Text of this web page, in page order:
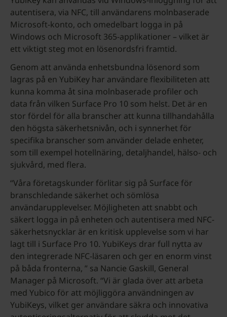
autentisera, via NFC, till användarens molnbaserade
Microsoft-konto, och omedelbart logga in på
Windows och Microsoft 365-applikationer – vilket är
ett viktigt steg mot en lösenordsfri framtid.
Genom att använda enhetsbundna lösenord som
lagras på en YubiKey har användare flexibiliteten att
kunna komma åt sina molnbaserade profiler och
data från vilken Surface Pro 10 som helst. Det är en
stor fördel för alla branscher att kunna tillhandahålla
den högsta säkerhetsnivån, och i synnerhet för
specifika branscher som använder delade enheter,
som till exempel hotellnäring, detaljhandel, hälso- och
sjukvård, med flera.
“Våra företagskunder förlitar sig på Surface för
branschledande säkerhet och sömlösa
användarupplevelser. Möjligheten att snabbt och
säkert logga in på enheten och autentisera med NFC-
säkerhetsnycklar är en kritisk upplevelse som vi har
lagt till i Surface Pro 10. YubiKeys drar full nytta av
den integrerade NFC-läsaren och ger en enorm vinst
på båda fronterna, ” sa Nancie Gaskill, General
Manager på Microsoft. “Vi är glada över att arbeta
med Yubico för att möjliggöra användningen av
YubiKeys, vilket ger användare säkra och innovativa